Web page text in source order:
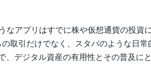
なアプリはすでに株や仮想通貨の投資
取引だけでなく、スタバのような日常
、デジタル資産の有用性とその普及に